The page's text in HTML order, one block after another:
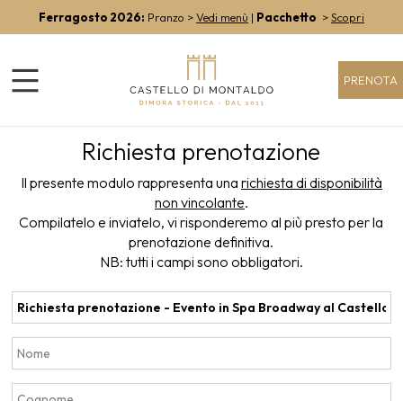
Ferragosto 2026: Pranzo >Vedi menù | Pacchetto >Scopri
PRENOTA
Richiesta prenotazione
Il presente modulo rappresenta una richiesta di disponibilità
non vincolante.
Compilatelo e inviatelo, vi risponderemo al più presto per la
prenotazione definitiva.
NB: tutti i campi sono obbligatori.